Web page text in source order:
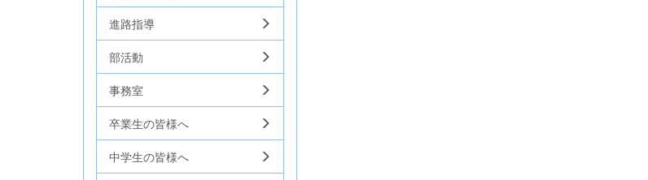
進路指導
部活動
事務室
卒業生の皆様へ
中学生の皆様へ